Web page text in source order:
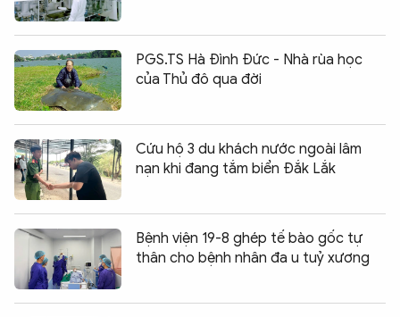
PGS.TS Hà Đình Đức - Nhà rùa học
của Thủ đô qua đời
Cứu hộ 3 du khách nước ngoài lâm
nạn khi đang tắm biển Đắk Lắk
Bệnh viện 19-8 ghép tế bào gốc tự
thân cho bệnh nhân đa u tuỷ xương